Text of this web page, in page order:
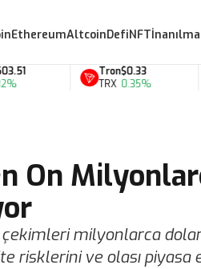
EthereumAltcoinDefiNFT
Tron
TRX
$0.33
0.35%
On
çekimleri milyonlarca
risklerini ve olası piyasa